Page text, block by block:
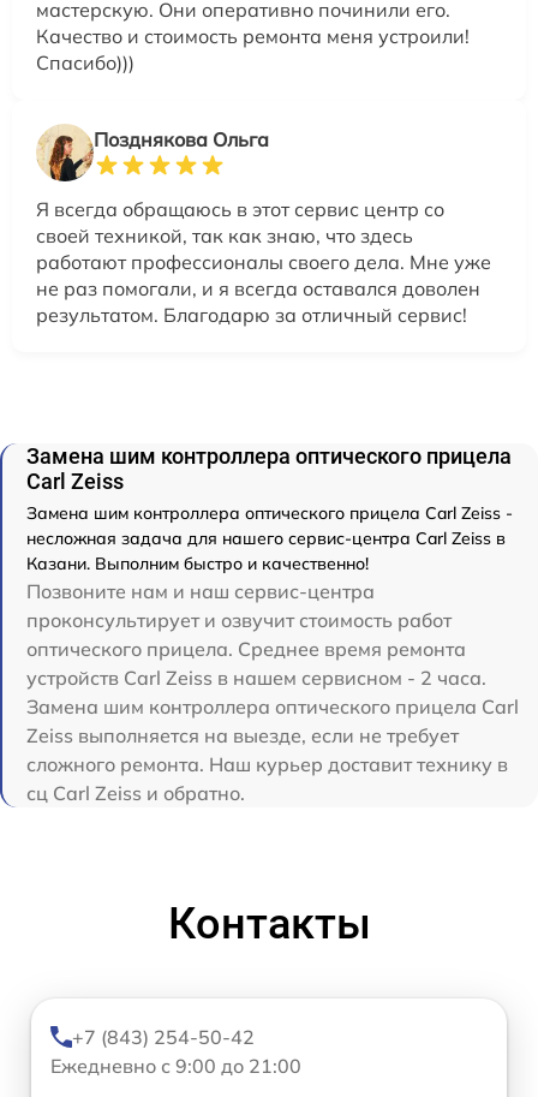
мастерскую. Они оперативно починили его.
Качество и стоимость ремонта меня устроили!
Спасибо)))
Позднякова Ольга
Я всегда обращаюсь в этот сервис центр со
своей техникой, так как знаю, что здесь
работают профессионалы своего дела. Мне уже
не раз помогали, и я всегда оставался доволен
результатом. Благодарю за отличный сервис!
Замена шим контроллера оптического прицела
Carl Zeiss
Замена шим контроллера оптического прицела Carl Zeiss -
несложная задача для нашего сервис-центра Carl Zeiss в
Казани. Выполним быстро и качественно!
Позвоните нам и наш сервис-центра
проконсультирует и озвучит стоимость работ
оптического прицела. Среднее время ремонта
устройств Carl Zeiss в нашем сервисном - 2 часа.
Замена шим контроллера оптического прицела Carl
Zeiss выполняется на выезде, если не требует
сложного ремонта. Наш курьер доставит технику в
сц Carl Zeiss и обратно.
Контакты
+7 (843) 254-50-42
Ежедневно с 9:00 до 21:00